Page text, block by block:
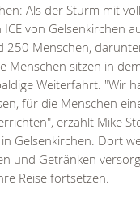
Als der Sturm mit
von Gelsenkirchen
250 Menschen,
Menschen sitzen in
Weiterfahrt. "Wir
für die Menschen
erzählt Mike
Gelsenkirchen. Dort
und Getränken
Reise fortsetzen.